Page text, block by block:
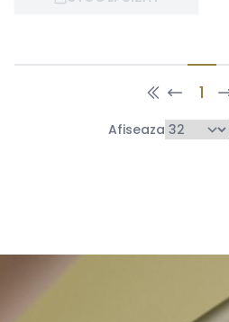
1
Afiseaza